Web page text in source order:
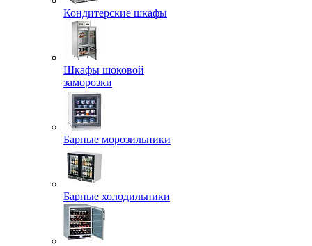
Кондитерские шкафы
Шкафы шоковой
заморозки
Барные морозильники
Барные холодильники